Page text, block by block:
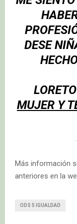
DESE
MUJER Y
Más información
anteriores en la
ODS 5 IGUALDAD